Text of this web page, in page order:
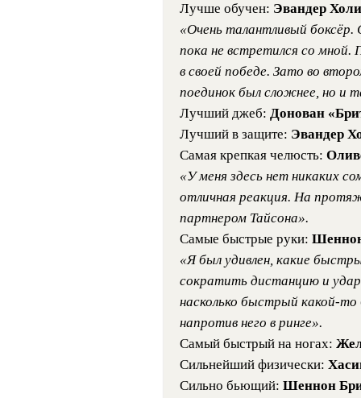
Лучше обучен: Эвандер
«Очень талантливый боксёр.
пока не встретился со мной.
в своей победе. Зато во
поединок был сложнее, но и
Лучший джеб: Донован
Лучший в защите: Эвандер
Самая крепкая челюсть:
«У меня здесь нет никаких
отличная реакция. На
партнером Тайсона».
Самые быстрые руки:
«Я был удивлен, какие
сократить дистанцию и
насколько быстрый какой-
напротив него в ринге».
Самый быстрый на ногах:
Сильнейший физически:
Сильно бьющий: Шеннон